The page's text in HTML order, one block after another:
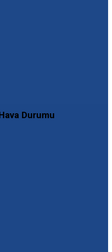
Durumu